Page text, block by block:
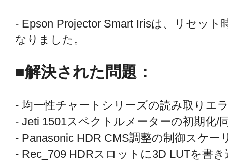
- Epson Projector Smart Irisは、リセッ
なりました。
■解決された問題：
- 均一性チャートシリーズの読み取りエ
- Jeti 1501スペクトルメーターの初期化/
- Panasonic HDR CMS調整の制御スケー
- Rec_709 HDRスロットに3D LUTを書